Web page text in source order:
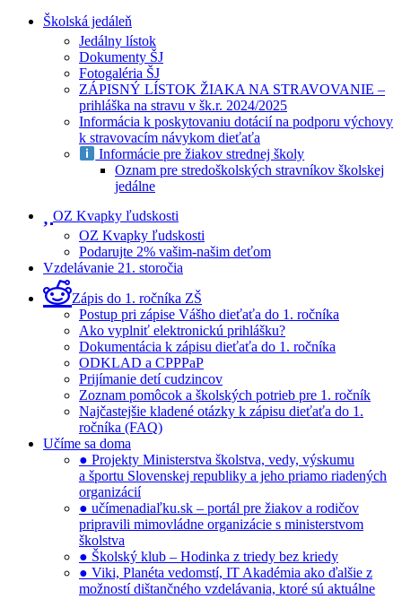
Školská jedáleň
Jedálny lístok
Dokumenty ŠJ
Fotogaléria ŠJ
ZÁPISNÝ LÍSTOK ŽIAKA NA STRAVOVANIE –
prihláška na stravu v šk.r. 2024/2025
Informácia k poskytovaniu dotácií na podporu výchovy
k stravovacím návykom dieťaťa
Informácie pre žiakov strednej školy
Oznam pre stredoškolských stravníkov školskej
jedálne
OZ Kvapky ľudskosti
OZ Kvapky ľudskosti
Podarujte 2% vašim-našim deťom
Vzdelávanie 21. storočia
Zápis do 1. ročníka ZŠ
Postup pri zápise Vášho dieťaťa do 1. ročníka
Ako vyplniť elektronickú prihlášku?
Dokumentácia k zápisu dieťaťa do 1. ročníka
ODKLAD a CPPPaP
Prijímanie detí cudzincov
Zoznam pomôcok a školských potrieb pre 1. ročník
Najčastejšie kladené otázky k zápisu dieťaťa do 1.
ročníka (FAQ)
Učíme sa doma
● Projekty Ministerstva školstva, vedy, výskumu
a športu Slovenskej republiky a jeho priamo riadených
organizácií
● učímenadiaľku.sk – portál pre žiakov a rodičov
pripravili mimovládne organizácie s ministerstvom
školstva
● Školský klub – Hodinka z triedy bez kriedy
● Viki, Planéta vedomstí, IT Akadémia ako ďalšie z
možností dištančného vzdelávania, ktoré sú aktuálne